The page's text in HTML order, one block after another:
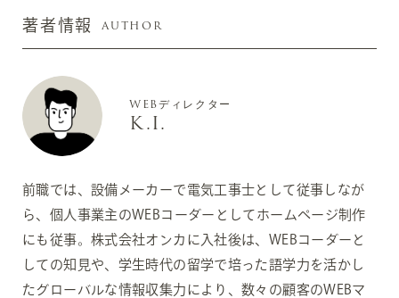
著者情報 AUTHOR
WEBディレクター
K.I.
前職では、設備メーカーで電気工事士として従事しなが
ら、個人事業主のWEBコーダーとしてホームページ制作
にも従事。株式会社オンカに入社後は、WEBコーダーと
しての知見や、学生時代の留学で培った語学力を活かし
たグローバルな情報収集力により、数々の顧客のWEBマ